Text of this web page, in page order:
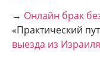
→ Онлайн брак
«Практический
выезда из Израиля